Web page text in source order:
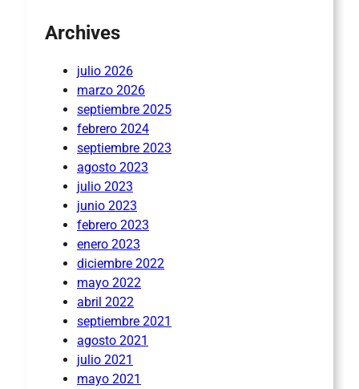
Archives
julio 2026
marzo 2026
septiembre 2025
febrero 2024
septiembre 2023
agosto 2023
julio 2023
junio 2023
febrero 2023
enero 2023
diciembre 2022
mayo 2022
abril 2022
septiembre 2021
agosto 2021
julio 2021
mayo 2021